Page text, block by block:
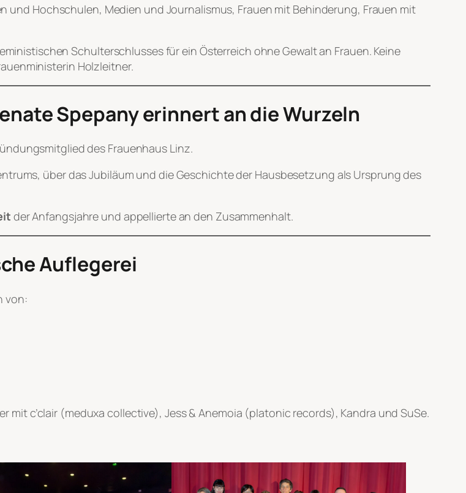
Hochschulen, Medien und Journalismus, Frauen mit Behinderung, Frauen mit
Schulterschlusses für ein Österreich ohne Gewalt an Frauen. Keine
Holzleitner.
Spepany erinnert an die Wurzeln
des Frauenhaus Linz.
über das Jubiläum und die Geschichte der Hausbesetzung als Ursprung des
der Anfangsjahre und appellierte an den Zusammenhalt.
Auflegerei
von:
mit c’clair (meduxa collective), Jess & Anemoia (platonic records), Kandra und SuSe.